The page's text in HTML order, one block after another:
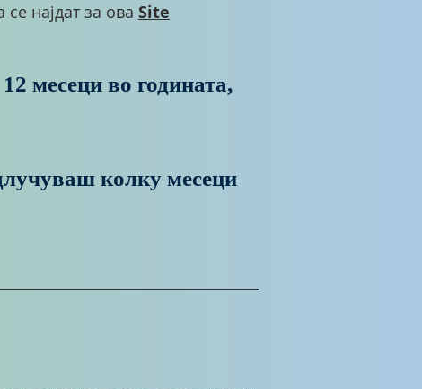
најдат за ова Site
месеци во годината,
колку месеци